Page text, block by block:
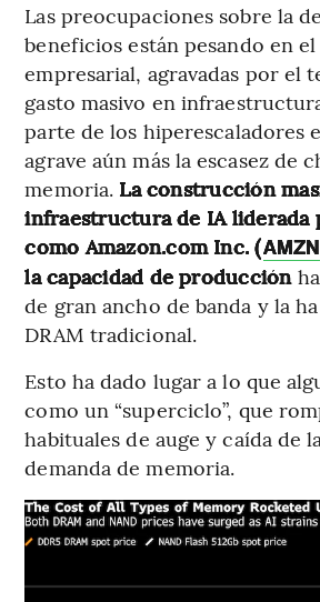
Las preocupaciones sobre la
beneficios están pesando en
empresarial, agravadas por el
gasto masivo en
parte de los hiperescaladores
agrave aún más la escasez de
memoria. La construcción
infraestructura de IA liderada
como Amazon.com Inc. (AMZN
la capacidad de producción
de gran ancho de banda y la
DRAM tradicional.
Esto ha dado lugar a lo que
como un “superciclo”, que
habituales de auge y caída de
demanda de memoria.